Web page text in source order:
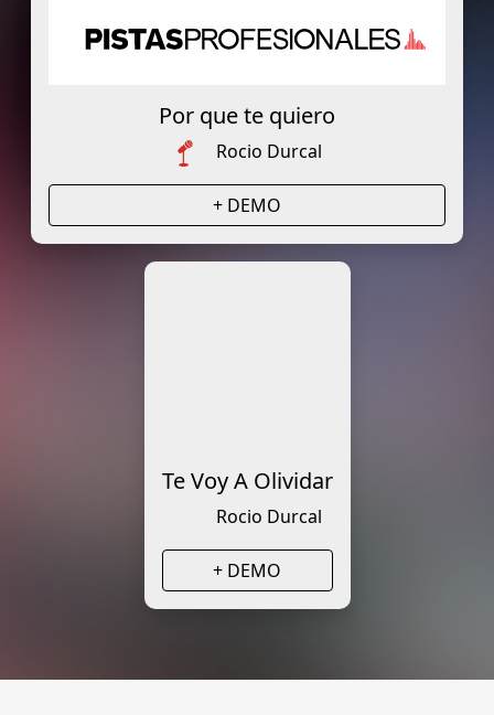
Por que te quiero
Rocio Durcal
+ DEMO
Te Voy A Olividar
Rocio Durcal
+ DEMO